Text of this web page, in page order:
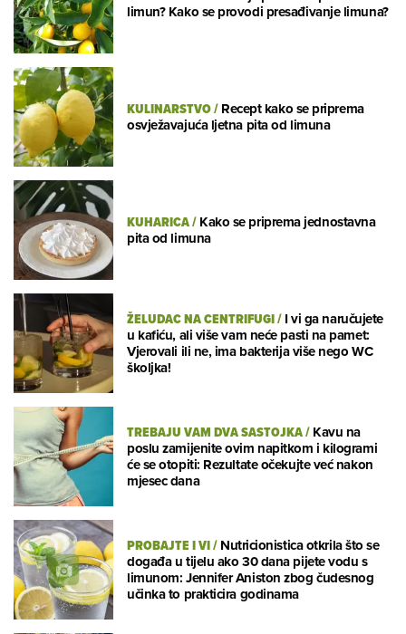
limun? Kako se provodi presađivanje limuna?
KULINARSTVO/Recept kako se priprema
osvježavajuća ljetna pita od limuna
KUHARICA/Kako se priprema jednostavna
pita od limuna
ŽELUDAC NA CENTRIFUGI/I vi ga naručujete
u kafiću, ali više vam neće pasti na pamet:
Vjerovali ili ne, ima bakterija više nego WC
školjka!
TREBAJU VAM DVA SASTOJKA/Kavu na
poslu zamijenite ovim napitkom i kilogrami
će se otopiti: Rezultate očekujte već nakon
mjesec dana
PROBAJTE I VI/Nutricionistica otkrila što se
događa u tijelu ako 30 dana pijete vodu s
limunom: Jennifer Aniston zbog čudesnog
učinka to prakticira godinama